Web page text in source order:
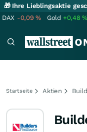
🎁 Ihre Lieblingsaktie
DAX -0,09% Gold +0,48%
Startseite Aktien